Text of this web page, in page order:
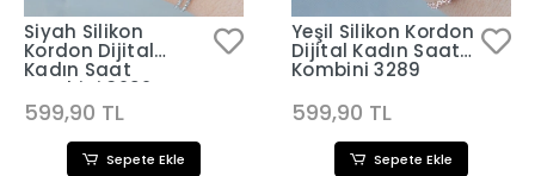
Siyah Silikon
Kordon Dijital
Kadın Saat
Kombini 3292
599,90 TL
Sepete Ekle
Yeşil Silikon Kordon
Dijital Kadın Saat
Kombini 3289
599,90 TL
Sepete Ekle